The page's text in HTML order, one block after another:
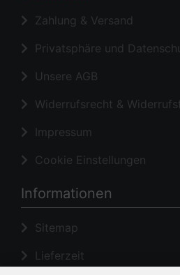
Zahlung & Versand
Privatsphäre und
Unsere AGB
Widerrufsrecht &
Impressum
Cookie Einstellungen
Informationen
Sitemap
Lieferzeit